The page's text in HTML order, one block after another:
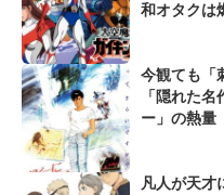
和オタクは
今観ても「
「隠れた
ー」の熱量
凡人が天才